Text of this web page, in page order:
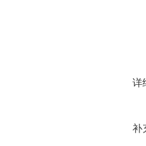
详
补